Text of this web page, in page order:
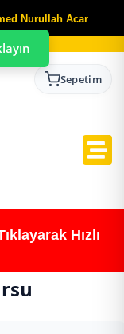
Nurullah Acar
Sepetim
Hızlı